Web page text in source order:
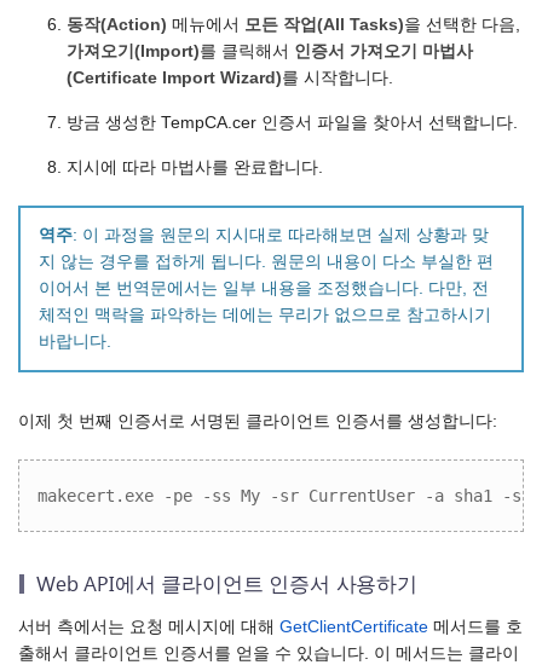
동작(Action) 메뉴에서 모든 작업(All Tasks)을 선택한 다음,
가져오기(Import)를 클릭해서 인증서 가져오기 마법사
(Certificate Import Wizard)를 시작합니다.
방금 생성한 TempCA.cer 인증서 파일을 찾아서 선택합니다.
지시에 따라 마법사를 완료합니다.
역주: 이 과정을 원문의 지시대로 따라해보면 실제 상황과 맞
지 않는 경우를 접하게 됩니다. 원문의 내용이 다소 부실한 편
이어서 본 번역문에서는 일부 내용을 조정했습니다. 다만, 전
체적인 맥락을 파악하는 데에는 무리가 없으므로 참고하시기
바랍니다.
이제 첫 번째 인증서로 서명된 클라이언트 인증서를 생성합니다:
makecert.exe -pe -ss My -sr CurrentUser -a sha1 -sky
Web API에서 클라이언트 인증서 사용하기
서버 측에서는 요청 메시지에 대해 GetClientCertificate 메서드를 호
출해서 클라이언트 인증서를 얻을 수 있습니다. 이 메서드는 클라이